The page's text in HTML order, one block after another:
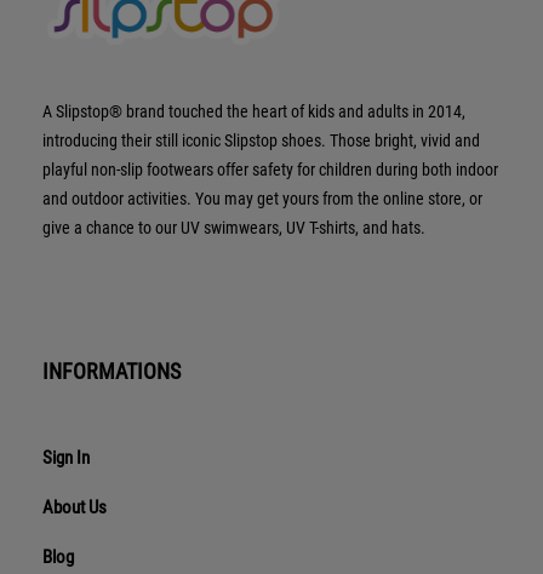
A Slipstop® brand touched the heart of kids and adults in 2014,
introducing their still iconic Slipstop shoes. Those bright, vivid and
playful non-slip footwears offer safety for children during both indoor
and outdoor activities. You may get yours from the online store, or
give a chance to our UV swimwears, UV T-shirts, and hats.
INFORMATIONS
Sign In
About Us
Blog